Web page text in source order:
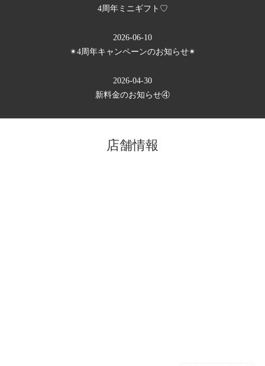
4周年ミニギフト♡
2026-06-10
✴︎4周年キャンペーンのお知らせ✴︎
2026-04-30
新料金のお知らせ④
店舗情報